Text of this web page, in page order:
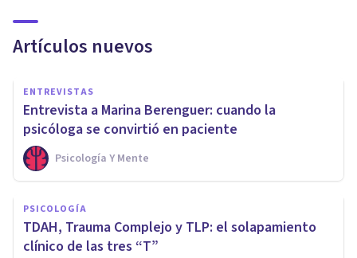
Artículos nuevos
ENTREVISTAS
Entrevista a Marina Berenguer: cuando la
psicóloga se convirtió en paciente
Psicología Y Mente
PSICOLOGÍA
TDAH, Trauma Complejo y TLP: el solapamiento
clínico de las tres “T”